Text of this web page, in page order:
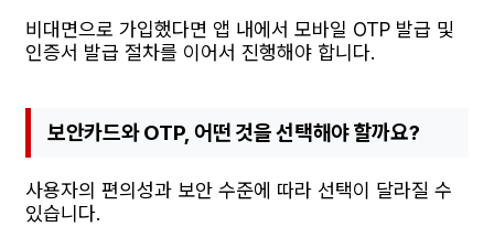
비대면으로 가입했다면 앱 내에서 모바일 OTP 발급 및
인증서 발급 절차를 이어서 진행해야 합니다.
보안카드와 OTP, 어떤 것을 선택해야 할까요?
사용자의 편의성과 보안 수준에 따라 선택이 달라질 수
있습니다.